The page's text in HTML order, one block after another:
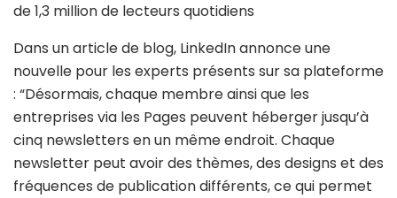
de 1,3 million de lecteurs quotidiens
Dans un article de blog, LinkedIn annonce une
nouvelle pour les experts présents sur sa plateforme
: “Désormais, chaque membre ainsi que les
entreprises via les Pages peuvent héberger jusqu’à
cinq newsletters en un même endroit. Chaque
newsletter peut avoir des thèmes, des designs et des
fréquences de publication différents, ce qui permet